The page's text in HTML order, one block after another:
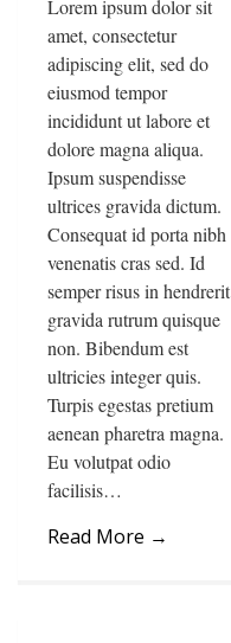
Lorem ipsum dolor sit
amet, consectetur
adipiscing elit, sed do
eiusmod tempor
incididunt ut labore et
dolore magna aliqua.
Ipsum suspendisse
ultrices gravida dictum.
Consequat id porta nibh
venenatis cras sed. Id
semper risus in hendrerit
gravida rutrum quisque
non. Bibendum est
ultricies integer quis.
Turpis egestas pretium
aenean pharetra magna.
Eu volutpat odio
facilisis…
Read More →